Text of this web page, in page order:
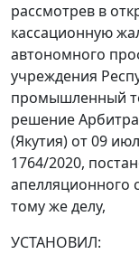
рассмотрев в
кассационную
автономного
учреждения
промышленный
решение
(Якутия) от 09
1764/2020,
апелляционного
тому же делу,
УСТАНОВИЛ: